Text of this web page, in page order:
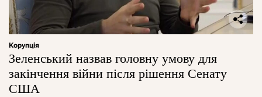
Корупція
Зеленський назвав головну умову для
закінчення війни після рішення Сенату
США